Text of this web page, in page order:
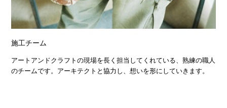
施工チーム
アートアンドクラフトの現場を長く担当してくれている、熟練の職人
のチームです。アーキテクトと協力し、想いを形にしていきます。